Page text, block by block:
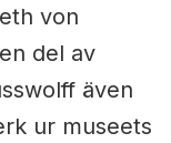
von
del av
även
ur museets